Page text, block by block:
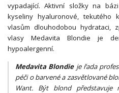
vypadající. Aktivní složky na
kyseliny hyaluronové, tekutého
vlasům dlouhodobou hydrataci,
vlasy Medavita Blondie je
hypoalergenní.
Medavita Blondieje řada
péči o barvené a zasvětlované
Want. Být blond představuje